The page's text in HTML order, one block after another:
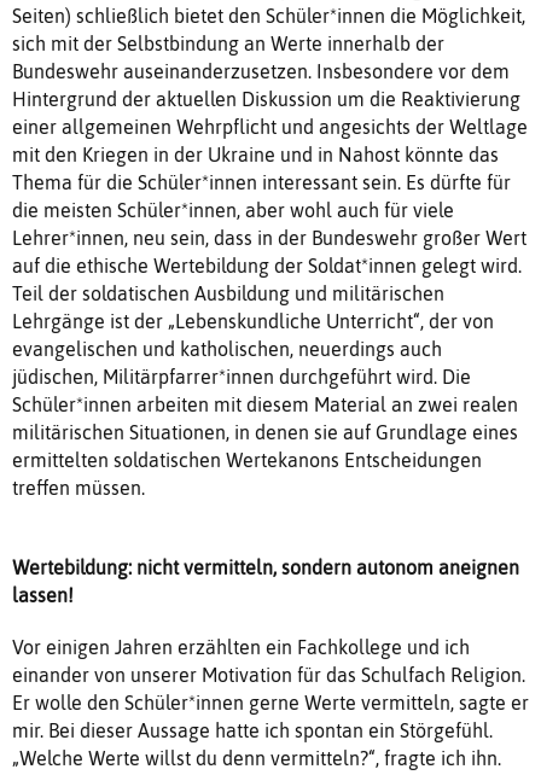
Seiten) schließlich bietet den Schüler*innen die Möglichkeit,
sich mit der Selbstbindung an Werte innerhalb der
Bundeswehr auseinanderzusetzen. Insbesondere vor dem
Hintergrund der aktuellen Diskussion um die Reaktivierung
einer allgemeinen Wehrpflicht und angesichts der Weltlage
mit den Kriegen in der Ukraine und in Nahost könnte das
Thema für die Schüler*innen interessant sein. Es dürfte für
die meisten Schüler*innen, aber wohl auch für viele
Lehrer*innen, neu sein, dass in der Bundeswehr großer Wert
auf die ethische Wertebildung der Soldat*innen gelegt wird.
Teil der soldatischen Ausbildung und militärischen
Lehrgänge ist der „Lebenskundliche Unterricht“, der von
evangelischen und katholischen, neuerdings auch
jüdischen, Militärpfarrer*innen durchgeführt wird. Die
Schüler*innen arbeiten mit diesem Material an zwei realen
militärischen Situationen, in denen sie auf Grundlage eines
ermittelten soldatischen Wertekanons Entscheidungen
treffen müssen.
Wertebildung: nicht vermitteln, sondern autonom aneignen
lassen!
Vor einigen Jahren erzählten ein Fachkollege und ich
einander von unserer Motivation für das Schulfach Religion.
Er wolle den Schüler*innen gerne Werte vermitteln, sagte er
mir. Bei dieser Aussage hatte ich spontan ein Störgefühl.
„Welche Werte willst du denn vermitteln?“, fragte ich ihn.